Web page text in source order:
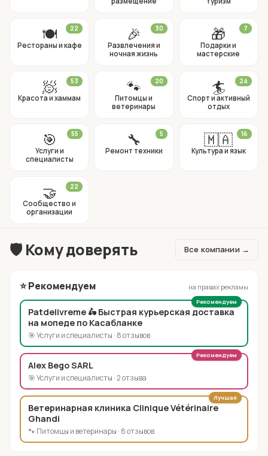
🍽
Рестораны и кафе
22 🎉
Развлечения и
ночная жизнь
30 🎁
Подарки и
мастерские
7
🧖
Красота и хаммам
53 🐾
Питомцы и
ветеринары
20 🏄
Спорт и активный
отдых
24
🎯
Услуги и
специалисты
55 🔧
Ремонт техники
5 🇲🇦
Культура и язык
16
🤝
Сообщество и
организации
22
🛡️ Кому доверять Все компании →
⭐ Рекомендуем на правах рекламы
Рекомендуем
Patdelivreme 🛵 Быстрая курьерская доставка
на мопеде по Касабланке
🎯 Услуги и специалисты · 8 отзывов
Рекомендуем
Alex Bego SARL
🎯 Услуги и специалисты · 2 отзыва
Лучшая
Ветеринарная клиника Clinique Vétérinaire
Ghandi
🐾 Питомцы и ветеринары · 8 отзывов